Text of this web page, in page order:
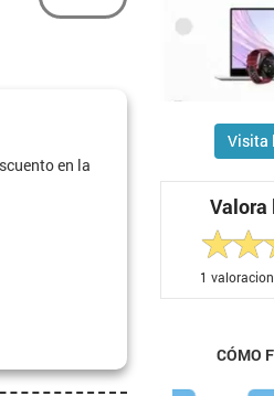
en la
Visita
Valora
1
CÓMO